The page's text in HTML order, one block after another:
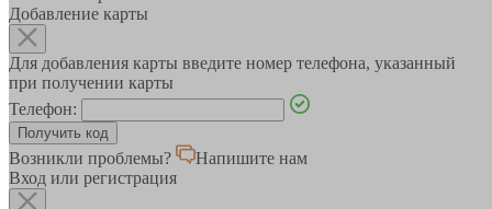
Добавление карты
Для добавления карты введите номер телефона, указанный
при получении карты
Телефон:
Возникли проблемы?
Напишите нам
Вход или регистрация